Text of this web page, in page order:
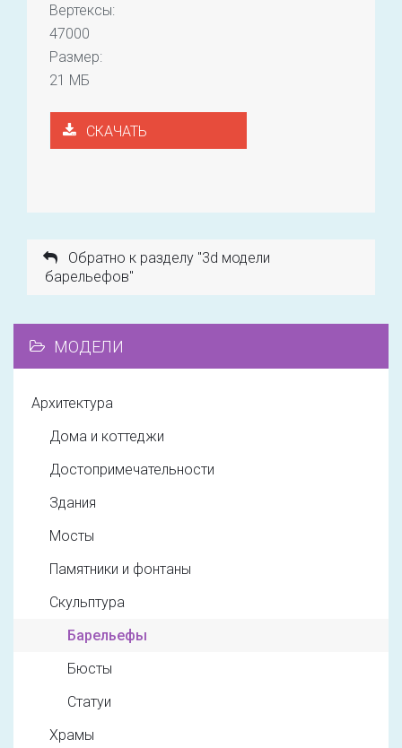
Вертексы:
47000
Размер:
21 МБ
СКАЧАТЬ
Обратно к разделу "3d модели
барельефов"
МОДЕЛИ
Архитектура
Дома и коттеджи
Достопримечательности
Здания
Мосты
Памятники и фонтаны
Скульптура
Барельефы
Бюсты
Статуи
Храмы